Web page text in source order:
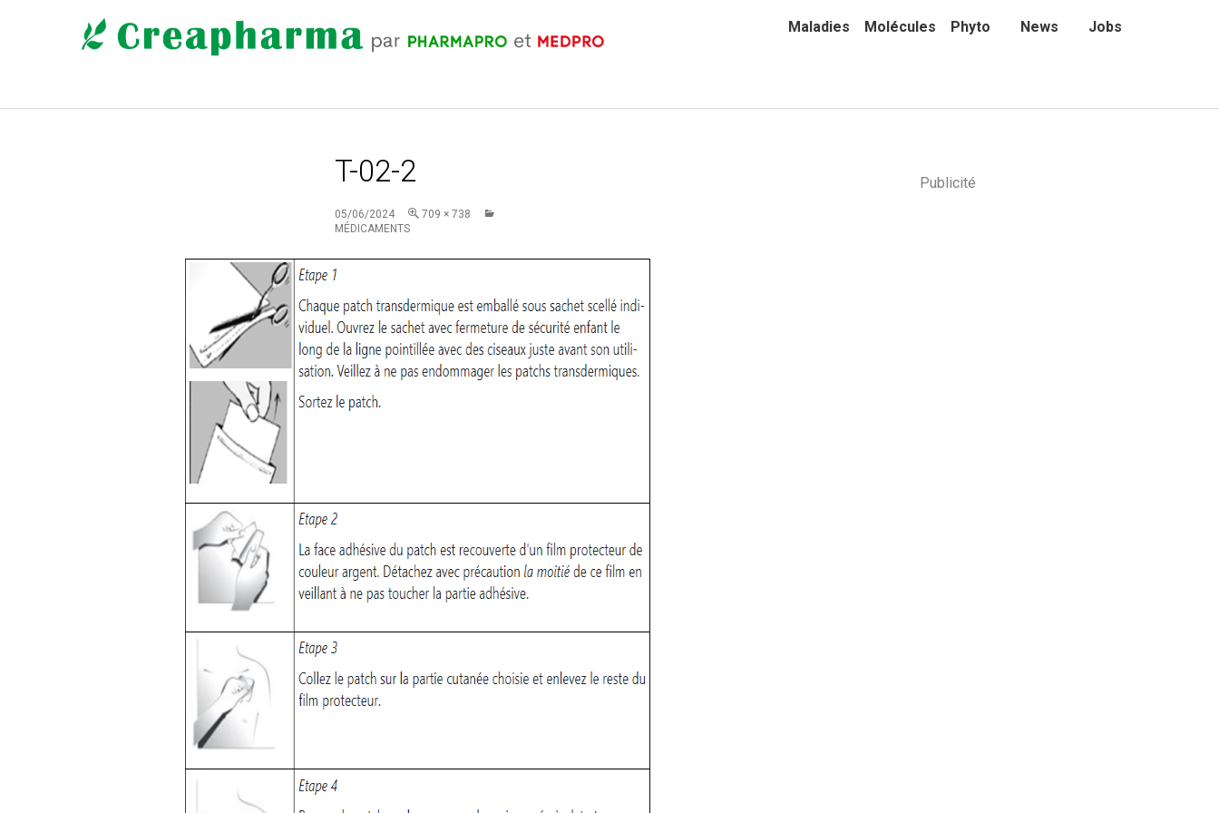
Maladies Molécules Phyto News Jobs
T-02-2
05/06/2024
709 × 738
MÉDICAMENTS
Publicité